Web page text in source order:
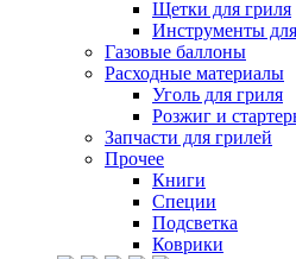
Щетки для гриля
Инструменты
Газовые баллоны
Расходные материалы
Уголь для гриля
Розжиг и
Запчасти для грилей
Прочее
Книги
Специи
Подсветка
Коврики